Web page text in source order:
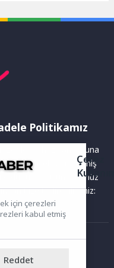
Politikamız
hazırlanır. Buna
veya güncelliğini yitirmiş
olduğunu düşündüğünüz
bize bildirebilirsiniz:
kopyalanamaz,
Çerez
için çerezleri
kabul etmiş
Reddet